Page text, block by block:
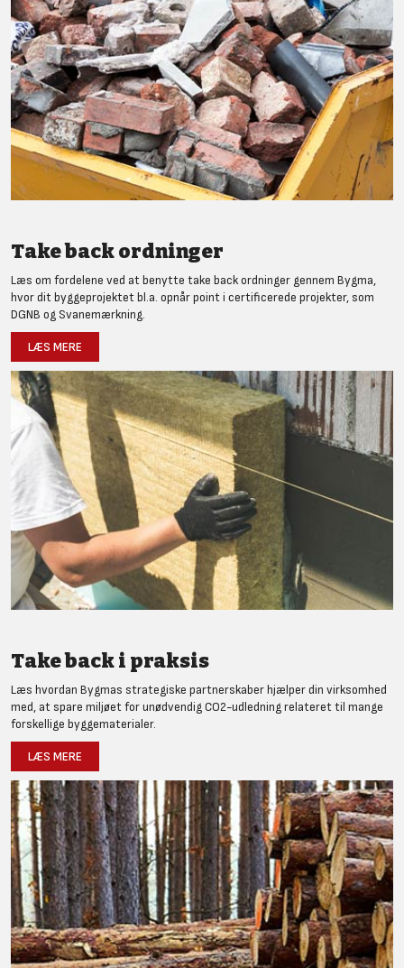
Take back ordninger
Læs om fordelene ved at benytte take back ordninger gennem Bygma,
hvor dit byggeprojektet bl.a. opnår point i certificerede projekter, som
DGNB og Svanemærkning.
LÆS MERE
Take back i praksis
Læs hvordan Bygmas strategiske partnerskaber hjælper din virksomhed
med, at spare miljøet for unødvendig CO2-udledning relateret til mange
forskellige byggematerialer.
LÆS MERE